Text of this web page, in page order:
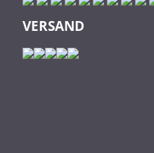
VERSAND